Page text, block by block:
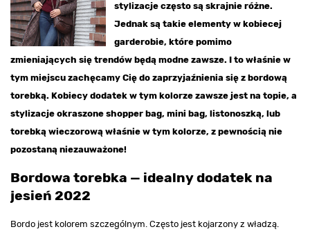
stylizacje często są skrajnie różne.
Jednak są takie elementy w kobiecej
garderobie, które pomimo
zmieniających się trendów będą modne zawsze. I to właśnie w
tym miejscu zachęcamy Cię do zaprzyjaźnienia się z bordową
torebką. Kobiecy dodatek w tym kolorze zawsze jest na topie, a
stylizacje okraszone shopper bag, mini bag, listonoszką, lub
torebką wieczorową właśnie w tym kolorze, z pewnością nie
pozostaną niezauważone!
Bordowa torebka — idealny dodatek na
jesień 2022
Bordo jest kolorem szczególnym. Często jest kojarzony z władzą.